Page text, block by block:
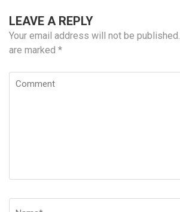
LEAVE A REPLY
Your email address will not be published.
are marked *
Comment